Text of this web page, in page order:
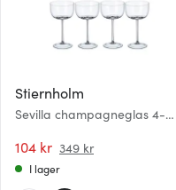
Stiernholm
Sevilla champagneglas 4-
104 kr 349 kr
I lager